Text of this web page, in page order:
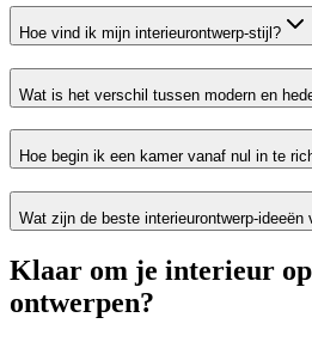
Hoe vind ik mijn interieurontwerp-stijl?
Wat is het verschil tussen modern en
Hoe begin ik een kamer vanaf nul in te
Wat zijn de beste interieurontwerp-ideeën
Klaar om je interieur
ontwerpen?